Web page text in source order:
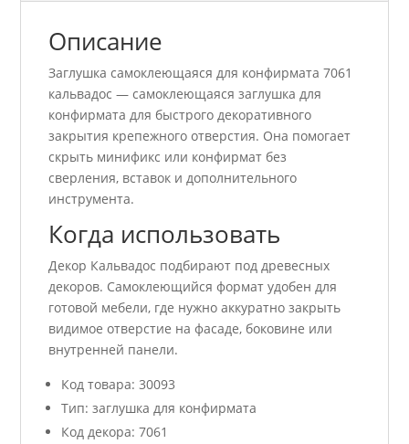
Описание
Заглушка самоклеющаяся для конфирмата 7061
кальвадос — самоклеющаяся заглушка для
конфирмата для быстрого декоративного
закрытия крепежного отверстия. Она помогает
скрыть минификс или конфирмат без
сверления, вставок и дополнительного
инструмента.
Когда использовать
Декор Кальвадос подбирают под древесных
декоров. Самоклеющийся формат удобен для
готовой мебели, где нужно аккуратно закрыть
видимое отверстие на фасаде, боковине или
внутренней панели.
Код товара: 30093
Тип: заглушка для конфирмата
Код декора: 7061